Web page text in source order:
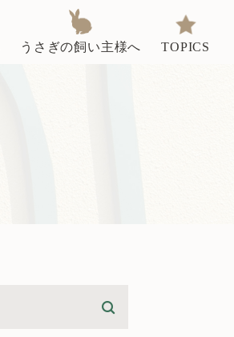
うさぎの飼い主様へ TOPICS